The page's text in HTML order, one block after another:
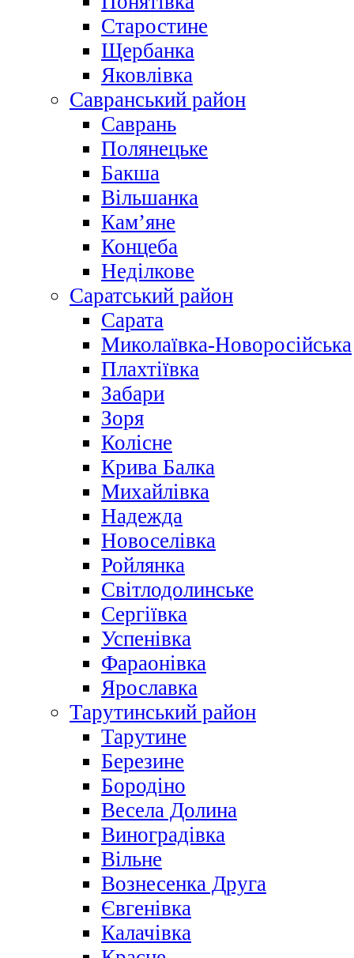
Старостине
Щербанка
Яковлівка
Савранський район
Саврань
Полянецьке
Бакша
Вільшанка
Кам’яне
Концеба
Неділкове
Саратський район
Сарата
Миколаївка-Новоросійська
Плахтіївка
Забари
Зоря
Колісне
Крива Балка
Михайлівка
Надежда
Новоселівка
Ройлянка
Світлодолинське
Сергіївка
Успенівка
Фараонівка
Ярославка
Тарутинський район
Тарутине
Березине
Бородіно
Весела Долина
Виноградівка
Вільне
Вознесенка Друга
Євгенівка
Калачівка